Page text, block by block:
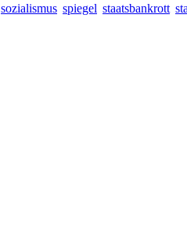
sozialismus spiegel staatsbankrott